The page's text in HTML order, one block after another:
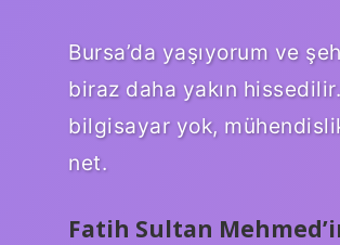
Bursa’da yaşıyorum ve
biraz daha yakın
bilgisayar yok,
net.
Fatih Sultan